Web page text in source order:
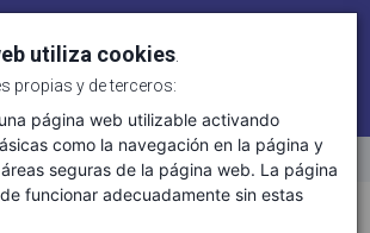
de la vida
utiliza cookies
propias y de terceros:
página web utilizable activando
como la navegación en la página y
seguras de la página web. La página
funcionar adecuadamente sin estas